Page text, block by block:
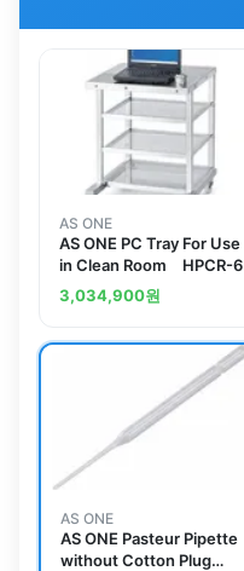
AS ONE
AS ONE PC Tray For Use
in Clean Room HPCR-6
3,034,900원
AS ONE
AS ONE Pasteur Pipette
without Cotton Plug